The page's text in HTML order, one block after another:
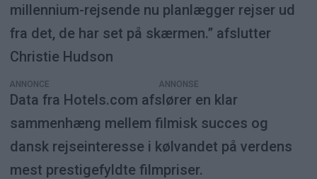
millennium-rejsende nu planlægger rejser ud
fra det, de har set på skærmen.” afslutter
Christie Hudson
ANNONCE
Data fra Hotels.com afslører en klar
sammenhæng mellem filmisk succes og
dansk rejseinteresse i kølvandet på verdens
mest prestigefyldte filmpriser.